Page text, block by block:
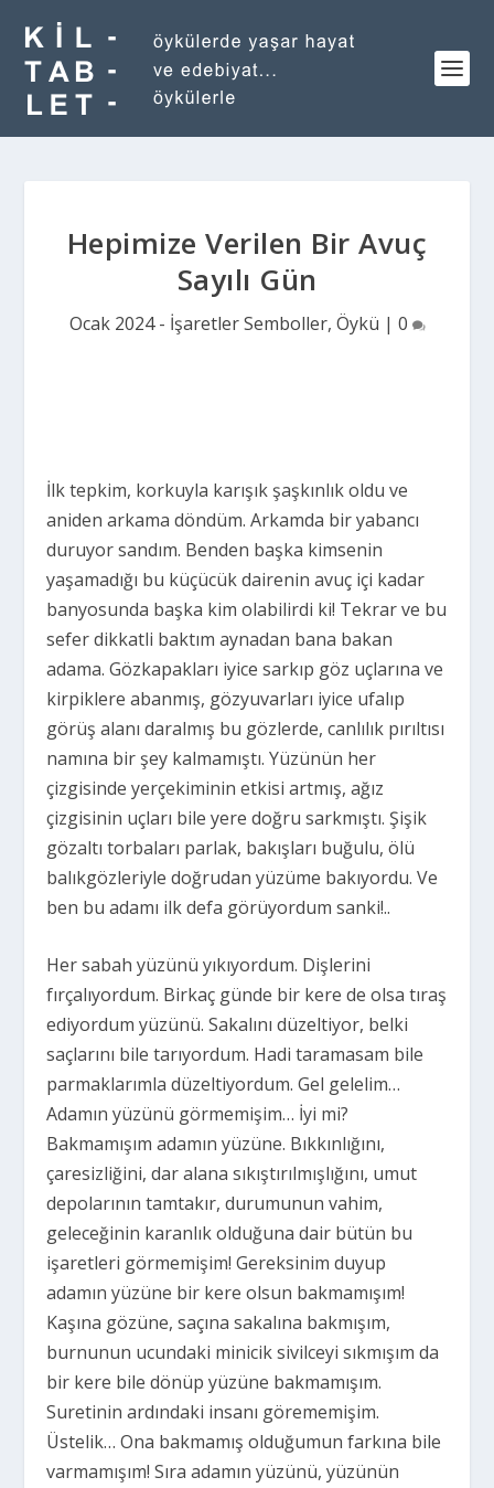
Hepimize Verilen Bir Avuç
Sayılı Gün
Ocak 2024 - İşaretler Semboller, Öykü | 0
İlk tepkim, korkuyla karışık şaşkınlık oldu ve
aniden arkama döndüm. Arkamda bir yabancı
duruyor sandım. Benden başka kimsenin
yaşamadığı bu küçücük dairenin avuç içi kadar
banyosunda başka kim olabilirdi ki! Tekrar ve bu
sefer dikkatli baktım aynadan bana bakan
adama. Gözkapakları iyice sarkıp göz uçlarına ve
kirpiklere abanmış, gözyuvarları iyice ufalıp
görüş alanı daralmış bu gözlerde, canlılık pırıltısı
namına bir şey kalmamıştı. Yüzünün her
çizgisinde yerçekiminin etkisi artmış, ağız
çizgisinin uçları bile yere doğru sarkmıştı. Şişik
gözaltı torbaları parlak, bakışları buğulu, ölü
balıkgözleriyle doğrudan yüzüme bakıyordu. Ve
ben bu adamı ilk defa görüyordum sanki!..
Her sabah yüzünü yıkıyordum. Dişlerini
fırçalıyordum. Birkaç günde bir kere de olsa tıraş
ediyordum yüzünü. Sakalını düzeltiyor, belki
saçlarını bile tarıyordum. Hadi taramasam bile
parmaklarımla düzeltiyordum. Gel gelelim…
Adamın yüzünü görmemişim… İyi mi?
Bakmamışım adamın yüzüne. Bıkkınlığını,
çaresizliğini, dar alana sıkıştırılmışlığını, umut
depolarının tamtakır, durumunun vahim,
geleceğinin karanlık olduğuna dair bütün bu
işaretleri görmemişim! Gereksinim duyup
adamın yüzüne bir kere olsun bakmamışım!
Kaşına gözüne, saçına sakalına bakmışım,
burnunun ucundaki minicik sivilceyi sıkmışım da
bir kere bile dönüp yüzüne bakmamışım.
Suretinin ardındaki insanı görememişim.
Üstelik… Ona bakmamış olduğumun farkına bile
varmamışım! Sıra adamın yüzünü, yüzünün